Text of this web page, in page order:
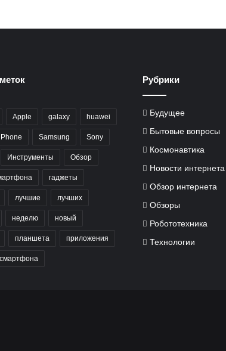
Apple galaxy huawei
Samsung Sony
Инструменты Обзор
гаджеты
лучшие лучших
неделю новый
планшета приложения
смартфона
Рубрики
Будущее
Бытовые вопросы
Космонавтика
Новости интернета
Обзор интернета
Обзоры
Робототехника
Технологии